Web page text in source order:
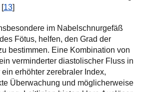
[13]
im Nabelschnurgefäß
Fötus, helfen, den Grad der
bestimmen. Eine Kombination von
verminderter diastolischer Fluss in
erhöhter zerebraler Index,
Überwachung und möglicherweise